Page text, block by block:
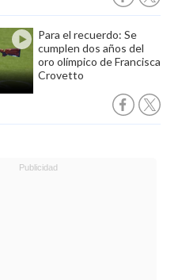
Para el recuerdo: Se
cumplen dos años del
oro olímpico de Francisca
Crovetto